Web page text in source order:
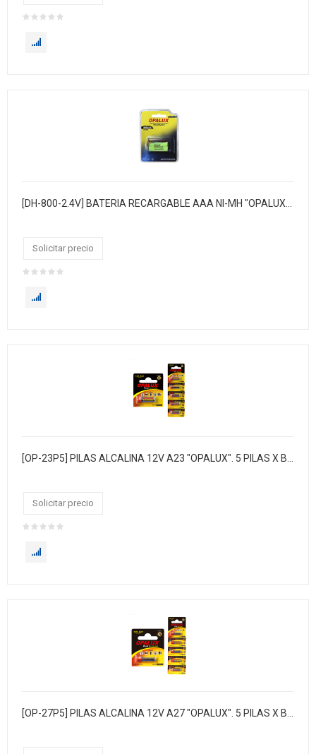
[DH-800-2.4V] BATERIA RECARGABLE AAA NI-MH "OPALUX" PARA TELEFONO INALAMBRICO. 800 MAH 2.4V. EN BLISTER / CAJA X 10 / MASTER X 201
Solicitar precio
[OP-23P5] PILAS ALCALINA 12V A23 "OPALUX". 5 PILAS X BLISTER / 10 BLISTER X CAJA / MASTER X 360 CAJAS.
Solicitar precio
[OP-27P5] PILAS ALCALINA 12V A27 "OPALUX". 5 PILAS X BLISTER / 10 BLISTER X CAJA / MASTER X 360 CAJAS.